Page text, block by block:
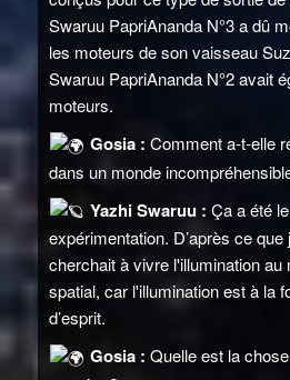
Swaruu PapriAnanda N°3 a dû
les moteurs de son vaisseau
Swaruu PapriAnanda N°2 avait
moteurs.
Gosia : Comment a-t-elle
dans un monde
Yazhi Swaruu : Ça a été
expérimentation. D’après ce que
cherchait à vivre l'illumination
spatial, car l'illumination est à la
d’esprit.
Gosia : Quelle est la